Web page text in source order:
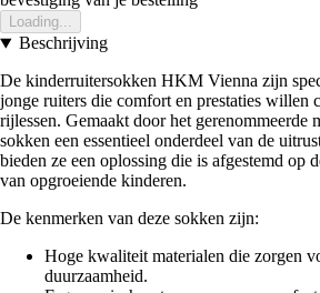
Loading...
Beschrijving
De kinderruitersokken HKM Vienna zijn
jonge ruiters die comfort en prestaties willen
rijlessen. Gemaakt door het
sokken een essentieel onderdeel van de
bieden ze een oplossing die is afgestemd op
van opgroeiende kinderen.
De kenmerken van deze sokken zijn:
Hoge kwaliteit materialen die zorgen
duurzaamheid.